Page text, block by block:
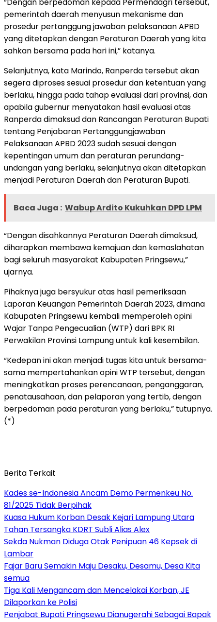
pemerintah daerah menyusun mekanisme dan
prosedur pertanggung jawaban pelaksanaan APBD
yang ditetapkan dengan Peraturan Daerah yang kita
sahkan bersama pada hari ini,” katanya.
Selanjutnya, kata Marindo, Ranperda tersebut akan
segera diproses sesuai prosedur dan ketentuan yang
berlaku, hingga pada tahap evaluasi dari provinsi, dan
apabila gubernur menyatakan hasil evaluasi atas
Ranperda dimaksud dan Rancangan Peraturan Bupati
tentang Penjabaran Pertanggungjawaban
Pelaksanaan APBD 2023 sudah sesuai dengan
kepentingan umum dan peraturan perundang-
undangan yang berlaku, selanjutnya akan ditetapkan
menjadi Peraturan Daerah dan Peraturan Bupati.
Baca Juga : Wabup Ardito Kukuhkan DPD LPM
“Dengan disahkannya Peraturan Daerah dimaksud,
diharapkan membawa kemajuan dan kemaslahatan
bagi seluruh masyarakat Kabupaten Pringsewu,”
ujarnya.
Pihaknya juga bersyukur atas hasil pemeriksaan
Laporan Keuangan Pemerintah Daerah 2023, dimana
Kabupaten Pringsewu kembali memperoleh opini
Wajar Tanpa Pengecualian (WTP) dari BPK RI
Perwakilan Provinsi Lampung untuk kali kesembilan.
“Kedepan ini akan menjadi tugas kita untuk bersama-
sama mempertahankan opini WTP tersebut, dengan
meningkatkan proses perencanaan, penganggaran,
penatausahaan, dan pelaporan yang tertib, dengan
berpedoman pada peraturan yang berlaku,” tutupnya.
(*)
Berita Terkait
Kades se-Indonesia Ancam Demo Permenkeu No.
81/2025 Tidak Berpihak
Kuasa Hukum Korban Desak Kejari Lampung Utara
Tahan Tersangka KDRT Subli Alias Alex
Sekda Nukman Diduga Otak Penipuan 46 Kepsek di
Lambar
Fajar Baru Semakin Maju Desaku, Desamu, Desa Kita
semua
Tiga Kali Mengancam dan Mencelakai Korban, JE
Dilaporkan ke Polisi
Penjabat Bupati Pringsewu Dianugerahi Sebagai Bapak